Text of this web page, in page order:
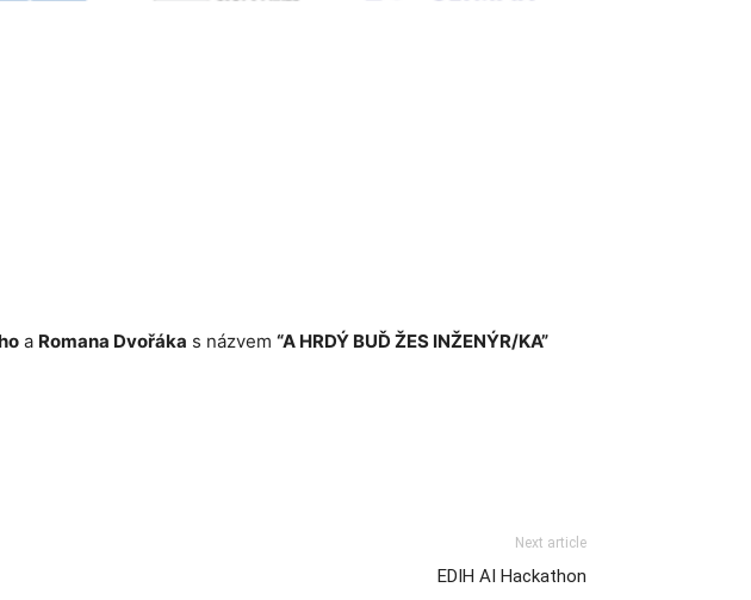
a Romana Dvořáka s názvem “A HRDÝ BUĎ ŽES INŽENÝR/KA”
Next article
EDIH AI Hackathon